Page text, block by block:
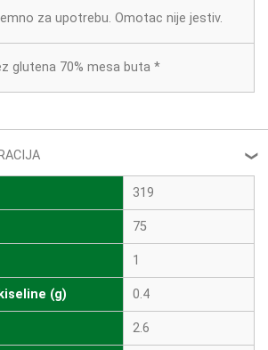
za upotrebu. Omotac nije jestiv.
glutena 70% mesa buta *
❮
319
75
1
(g) 0.4
2.6